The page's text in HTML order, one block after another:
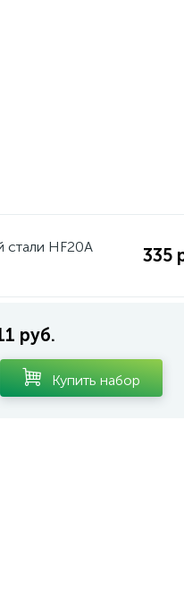
стали HF20A
335
руб.
Купить набор